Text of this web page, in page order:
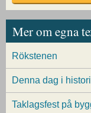
Mer om egna
Rökstenen
Denna dag i
Taklagsfest på